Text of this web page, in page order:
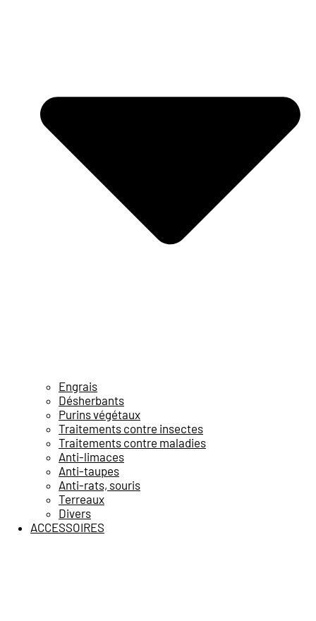
Engrais
Désherbants
Purins végétaux
Traitements contre insectes
Traitements contre maladies
Anti-limaces
Anti-taupes
Anti-rats, souris
Terreaux
Divers
ACCESSOIRES